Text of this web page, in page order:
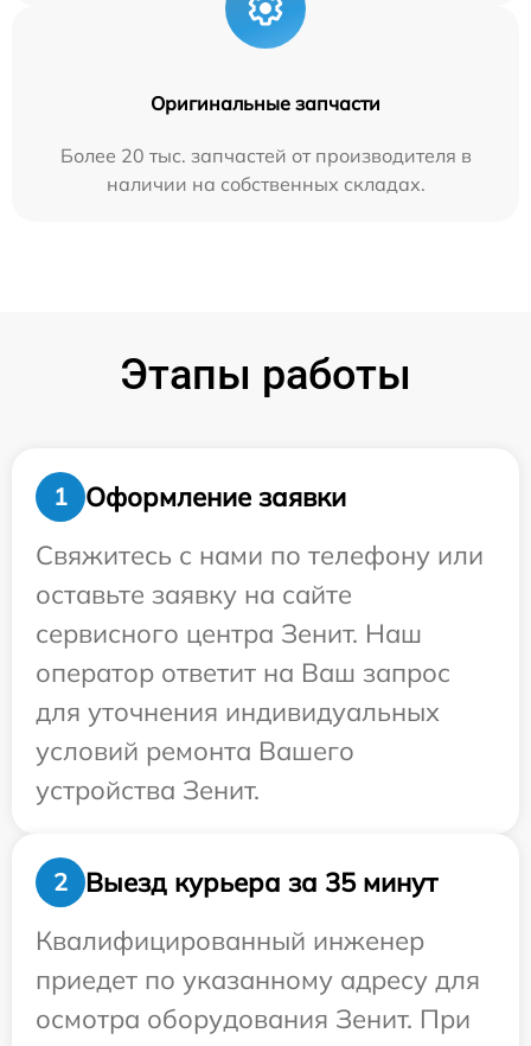
Оригинальные запчасти
Более 20 тыс. запчастей от производителя в
наличии на собственных складах.
Этапы работы
1
Оформление заявки
Свяжитесь с нами по телефону или
оставьте заявку на сайте
сервисного центра Зенит. Наш
оператор ответит на Ваш запрос
для уточнения индивидуальных
условий ремонта Вашего
устройства Зенит.
2
Выезд курьера за 35 минут
Квалифицированный инженер
приедет по указанному адресу для
осмотра оборудования Зенит. При